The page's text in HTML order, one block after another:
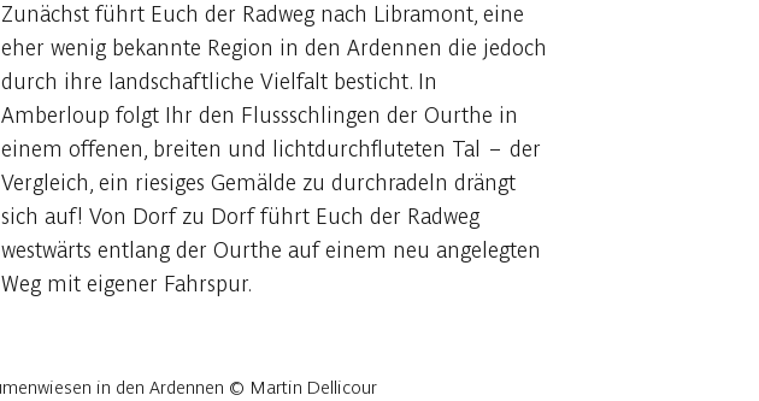
Zunächst führt Euch der Radweg nach Libramont, eine
eher wenig bekannte Region in den Ardennen die jedoch
durch ihre landschaftliche Vielfalt besticht. In
Amberloup folgt Ihr den Flussschlingen der Ourthe in
einem offenen, breiten und lichtdurchfluteten Tal – der
Vergleich, ein riesiges Gemälde zu durchradeln drängt
sich auf! Von Dorf zu Dorf führt Euch der Radweg
westwärts entlang der Ourthe auf einem neu angelegten
Weg mit eigener Fahrspur.